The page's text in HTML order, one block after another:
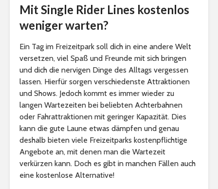
Mit Single Rider Lines kostenlos
weniger warten?
Ein Tag im Freizeitpark soll dich in eine andere Welt
versetzen, viel Spaß und Freunde mit sich bringen
und dich die nervigen Dinge des Alltags vergessen
lassen. Hierfür sorgen verschiedenste Attraktionen
und Shows. Jedoch kommt es immer wieder zu
langen Wartezeiten bei beliebten Achterbahnen
oder Fahrattraktionen mit geringer Kapazität. Dies
kann die gute Laune etwas dämpfen und genau
deshalb bieten viele Freizeitparks kostenpflichtige
Angebote an, mit denen man die Wartezeit
verkürzen kann. Doch es gibt in manchen Fällen auch
eine kostenlose Alternative!